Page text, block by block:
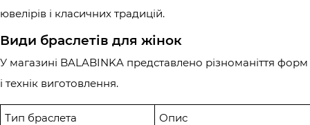
ювелірів і класичних традицій.
Види браслетів для жінок
У магазині BALABINKA представлено різноманіття форм
і технік виготовлення.
Тип браслета Опис